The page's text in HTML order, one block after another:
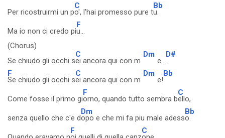
Per ricostruirmi un p
C
o', l'hai promesso pure t
Bb
u.
Ma io non ci credo pi
F
u...
(Chorus)
Se chiudo gli occhi s
C
ei ancora qui con m
Dm
e...
D#
F
Se chiudo gli occhi s
C
ei ancora qui con m
Dm
e!
Bb
Come fosse il primo gi
F
orno, quando tutto sembra b
C
ello,
senza quello che c'e d
Dm
opo e che mi fa piu male adess
Bb
o.
F C